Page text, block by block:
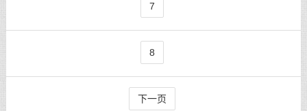
7
8
下一页